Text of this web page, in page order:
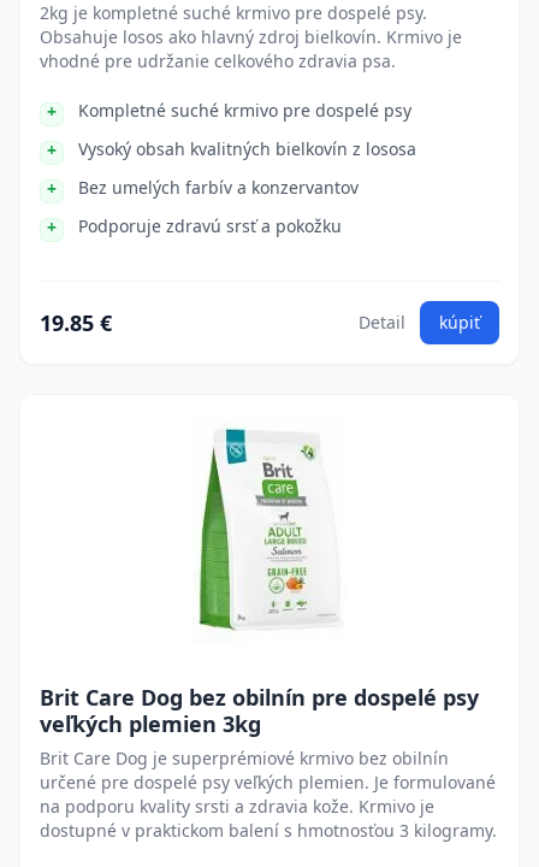
2kg je kompletné suché krmivo pre dospelé psy.
Obsahuje losos ako hlavný zdroj bielkovín. Krmivo je
vhodné pre udržanie celkového zdravia psa.
Kompletné suché krmivo pre dospelé psy
Vysoký obsah kvalitných bielkovín z lososa
Bez umelých farbív a konzervantov
Podporuje zdravú srsť a pokožku
19.85 € Detail kúpiť
Brit Care Dog bez obilnín pre dospelé psy
veľkých plemien 3kg
Brit Care Dog je superprémiové krmivo bez obilnín
určené pre dospelé psy veľkých plemien. Je formulované
na podporu kvality srsti a zdravia kože. Krmivo je
dostupné v praktickom balení s hmotnosťou 3 kilogramy.